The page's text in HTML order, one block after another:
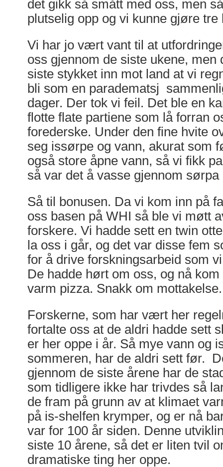
det gikk så smått med oss, men
plutselig opp og vi kunne gjøre tre
Vi har jo vært vant til at
oss gjennom de siste ukene, men
siste stykket inn mot land at vi
bli som en paradematsj
dager. Der tok vi feil. Det ble en
flotte flate partiene som lå forran
forederske. Under den fine hvite
seg issørpe og vann, akurat som
også store åpne vann, så vi fikk
så var det å vasse gjennom
Så til bonusen. Da vi kom inn på
oss basen på WHI så ble vi møtt
forskere. Vi hadde sett en twin
la oss i går, og det var disse fem
for å drive forskningsarbeid som
De hadde hørt om oss, og nå
varm pizza. Snakk om mottakelse.
Forskerne, som har vært her
fortalte oss at de aldri hadde sett
er her oppe i år. Så mye vann og
sommeren, har de aldri sett før.
gjennom de siste årene har de
som tidligere ikke har trivdes så
de fram på grunn av at klimaet
på is-shelfen krymper, og er nå
var for 100 år siden. Denne
siste 10 årene, så det er liten tvil
dramatiske ting her oppe.